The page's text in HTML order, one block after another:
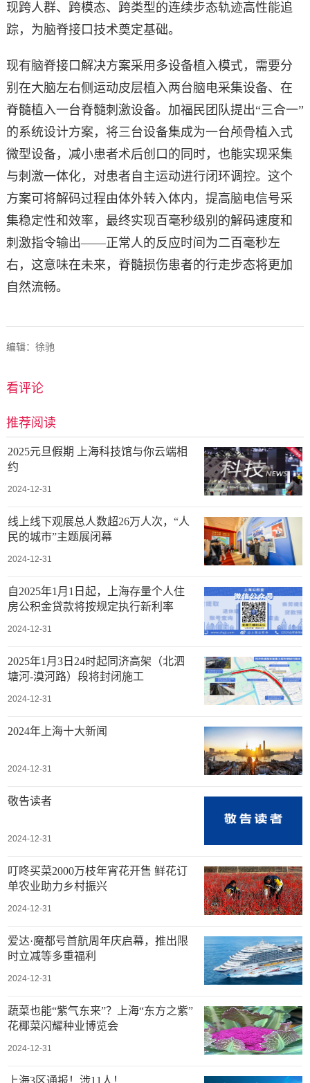
现跨人群、跨模态、跨类型的连续步态轨迹高性能追
踪，为脑脊接口技术奠定基础。
现有脑脊接口解决方案采用多设备植入模式，需要分
别在大脑左右侧运动皮层植入两台脑电采集设备、在
脊髓植入一台脊髓刺激设备。加福民团队提出“三合一”
的系统设计方案，将三台设备集成为一台颅骨植入式
微型设备，减小患者术后创口的同时，也能实现采集
与刺激一体化，对患者自主运动进行闭环调控。这个
方案可将解码过程由体外转入体内，提高脑电信号采
集稳定性和效率，最终实现百毫秒级别的解码速度和
刺激指令输出——正常人的反应时间为二百毫秒左
右，这意味在未来，脊髓损伤患者的行走步态将更加
自然流畅。
编辑：徐驰
看评论
推荐阅读
2025元旦假期 上海科技馆与你云端相
约
2024-12-31
线上线下观展总人数超26万人次，“人
民的城市”主题展闭幕
2024-12-31
自2025年1月1日起，上海存量个人住
房公积金贷款将按规定执行新利率
2024-12-31
2025年1月3日24时起同济高架（北泗
塘河-漠河路）段将封闭施工
2024-12-31
2024年上海十大新闻
2024-12-31
敬告读者
2024-12-31
叮咚买菜2000万枝年宵花开售 鲜花订
单农业助力乡村振兴
2024-12-31
爱达·魔都号首航周年庆启幕，推出限
时立减等多重福利
2024-12-31
蔬菜也能“紫气东来”？上海“东方之紫”
花椰菜闪耀种业博览会
2024-12-31
上海3区通报！涉11人！